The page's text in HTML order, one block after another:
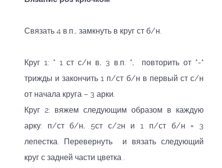
Связать 4 в.п., замкнуть в круг ст б/н.
Круг 1: * 1 ст с/н в, 3 в.п. *, повторить от *-*
трижды и закончить 1 п/ст б/н в первый ст с/н
от начала круга – 3 арки.
Круг 2: вяжем следующим образом в каждую
арку: п/ст б/н, 5ст с/2н и 1 п/ст б/н = 3
лепестка. Перевернуть и вязать следующий
круг с задней части цветка .